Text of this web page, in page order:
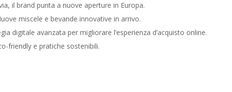
il brand punta a nuove aperture in Europa.
miscele e bevande innovative in arrivo.
digitale avanzata per migliorare l’esperienza d’acquisto online.
friendly e pratiche sostenibili.